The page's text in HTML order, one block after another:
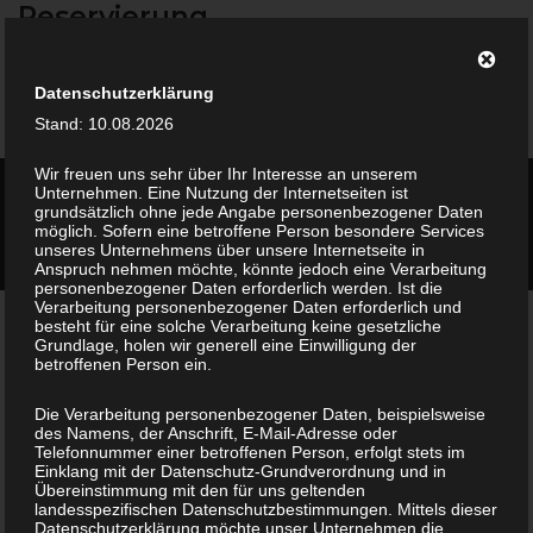
SkipReservierung
2026 © Cafe Madame Theme bySiteOrigin
Datenschutz Impressum
Datenschutzerklärung
Stand: 10.08.2026
Wir freuen uns sehr über Ihr Interesse an unserem
Unternehmen. Eine Nutzung der Internetseiten ist
grundsätzlich ohne jede Angabe personenbezogener Daten
möglich. Sofern eine betroffene Person besondere Services
unseres Unternehmens über unsere Internetseite in
Anspruch nehmen möchte, könnte jedoch eine Verarbeitung
personenbezogener Daten erforderlich werden. Ist die
Verarbeitung personenbezogener Daten erforderlich und
besteht für eine solche Verarbeitung keine gesetzliche
Grundlage, holen wir generell eine Einwilligung der
betroffenen Person ein.
Die Verarbeitung personenbezogener Daten, beispielsweise
des Namens, der Anschrift, E-Mail-Adresse oder
Telefonnummer einer betroffenen Person, erfolgt stets im
Einklang mit der Datenschutz-Grundverordnung und in
Übereinstimmung mit den für uns geltenden
landesspezifischen Datenschutzbestimmungen. Mittels dieser
Datenschutzerklärung möchte unser Unternehmen die